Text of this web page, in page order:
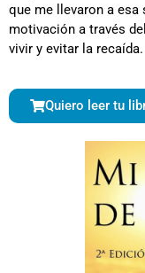
que me llevaron a
motivación a través
vivir y evitar la recaída.
Quiero leer tu